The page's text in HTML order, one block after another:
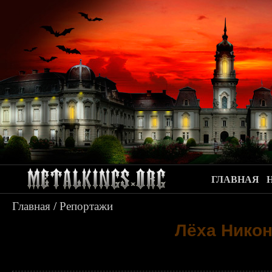
ГЛАВНАЯ
Главная /Репортажи
Лёха